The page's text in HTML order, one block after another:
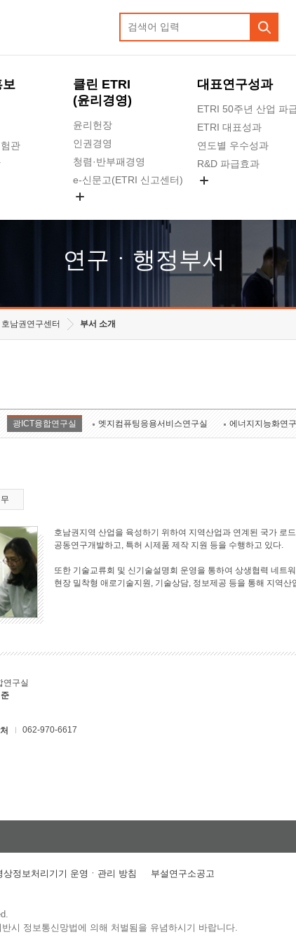
보
관
클린 ETRI
(윤리경영)
윤리헌장
인권경영
청렴·반부패경영
e-신문고(ETRI 신고센터)
고객의소리
수의계약 현황
대표연구성과
ETRI 50주년 산업 파
ETRI 대표성과
연도별 우수성과
R&D 파급효과
연구ㆍ행정부서
호남권연구센터 부서 소개
광ICT융합연구실 엣지컴퓨팅응용서비스연구실 에너지지능화연
호남권지역 산업을 육성하기 위하여 지역산업과 연계된 국가 로
공동연구개발하고, 특허 시제품 제작 지원 등을 수행하고 있다.
또한 기술교류회 및 신기술설명회 운영을 통하여 상생협력 네트
현장 밀착형 애로기술지원, 기술상담, 정보제공 등을 통해 지역
연구실
062-970-6617
상정보처리기기 운영ㆍ관리 방침 부설연구소공고
시 정보통신망법에 의해 처벌됨을 유념하시기 바랍니다.